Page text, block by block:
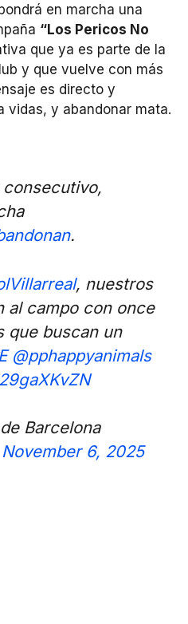
en marcha una
“Los Pericos No
que ya es parte de la
y que vuelve con más
es directo y
vidas, y abandonar mata.
.
, nuestros
al campo con once
que buscan un
@pphappyanimals
Barcelona
November 6, 2025